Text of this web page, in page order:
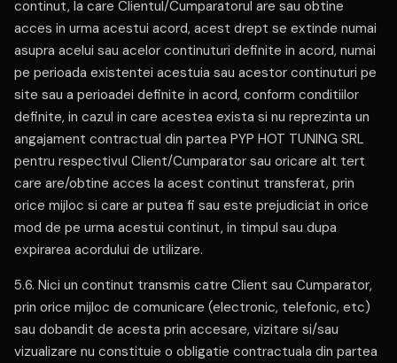
continut, la care Clientul/Cumparatorul are sau obtine
acces in urma acestui acord, acest drept se extinde numai
asupra acelui sau acelor continuturi definite in acord, numai
pe perioada existentei acestuia sau acestor continuturi pe
site sau a perioadei definite in acord, conform conditiilor
definite, in cazul in care acestea exista si nu reprezinta un
angajament contractual din partea PYP HOT TUNING SRL
pentru respectivul Client/Cumparator sau oricare alt tert
care are/obtine acces la acest continut transferat, prin
orice mijloc si care ar putea fi sau este prejudiciat in orice
mod de pe urma acestui continut, in timpul sau dupa
expirarea acordului de utilizare.
5.6. Nici un continut transmis catre Client sau Cumparator,
prin orice mijloc de comunicare (electronic, telefonic, etc)
sau dobandit de acesta prin accesare, vizitare si/sau
vizualizare nu constituie o obligatie contractuala din partea